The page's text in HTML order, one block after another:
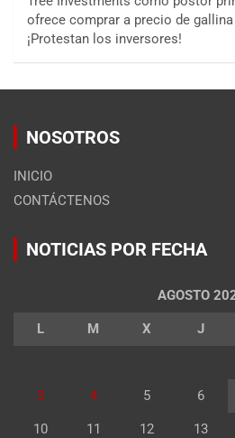
ofrece comprar a precio de
¡Protestan los inversores!
NOSOTROS
INICIO
CONTÁCTENOS
NOTICIAS POR FECHA
AGOSTO
L M X J
3 4 5 6
10 11 12 13